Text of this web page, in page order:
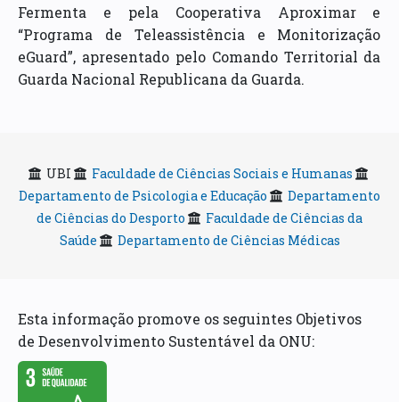
Fermenta e pela Cooperativa Aproximar e
“Programa de Teleassistência e Monitorização
eGuard”, apresentado pelo Comando Territorial da
Guarda Nacional Republicana da Guarda.
UBI
Faculdade de Ciências Sociais e Humanas
Departamento de Psicologia e Educação
Departamento
de Ciências do Desporto
Faculdade de Ciências da
Saúde
Departamento de Ciências Médicas
Esta informação promove os seguintes Objetivos
de Desenvolvimento Sustentável da ONU: